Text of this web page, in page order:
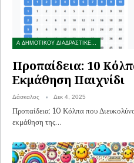
Α ΔΗΜΟΤΙΚΟΥ ΔΙΑΔΡΑΣΤΙΚΕΣ ΑΣΚΗΣΕΙΣ
Προπαίδεια: 10
Εκμάθηση Παιχνίδι
Δάσκαλος Δεκ 4, 2025
Προπαίδεια: 10 Κόλπα που
εκμάθηση της…